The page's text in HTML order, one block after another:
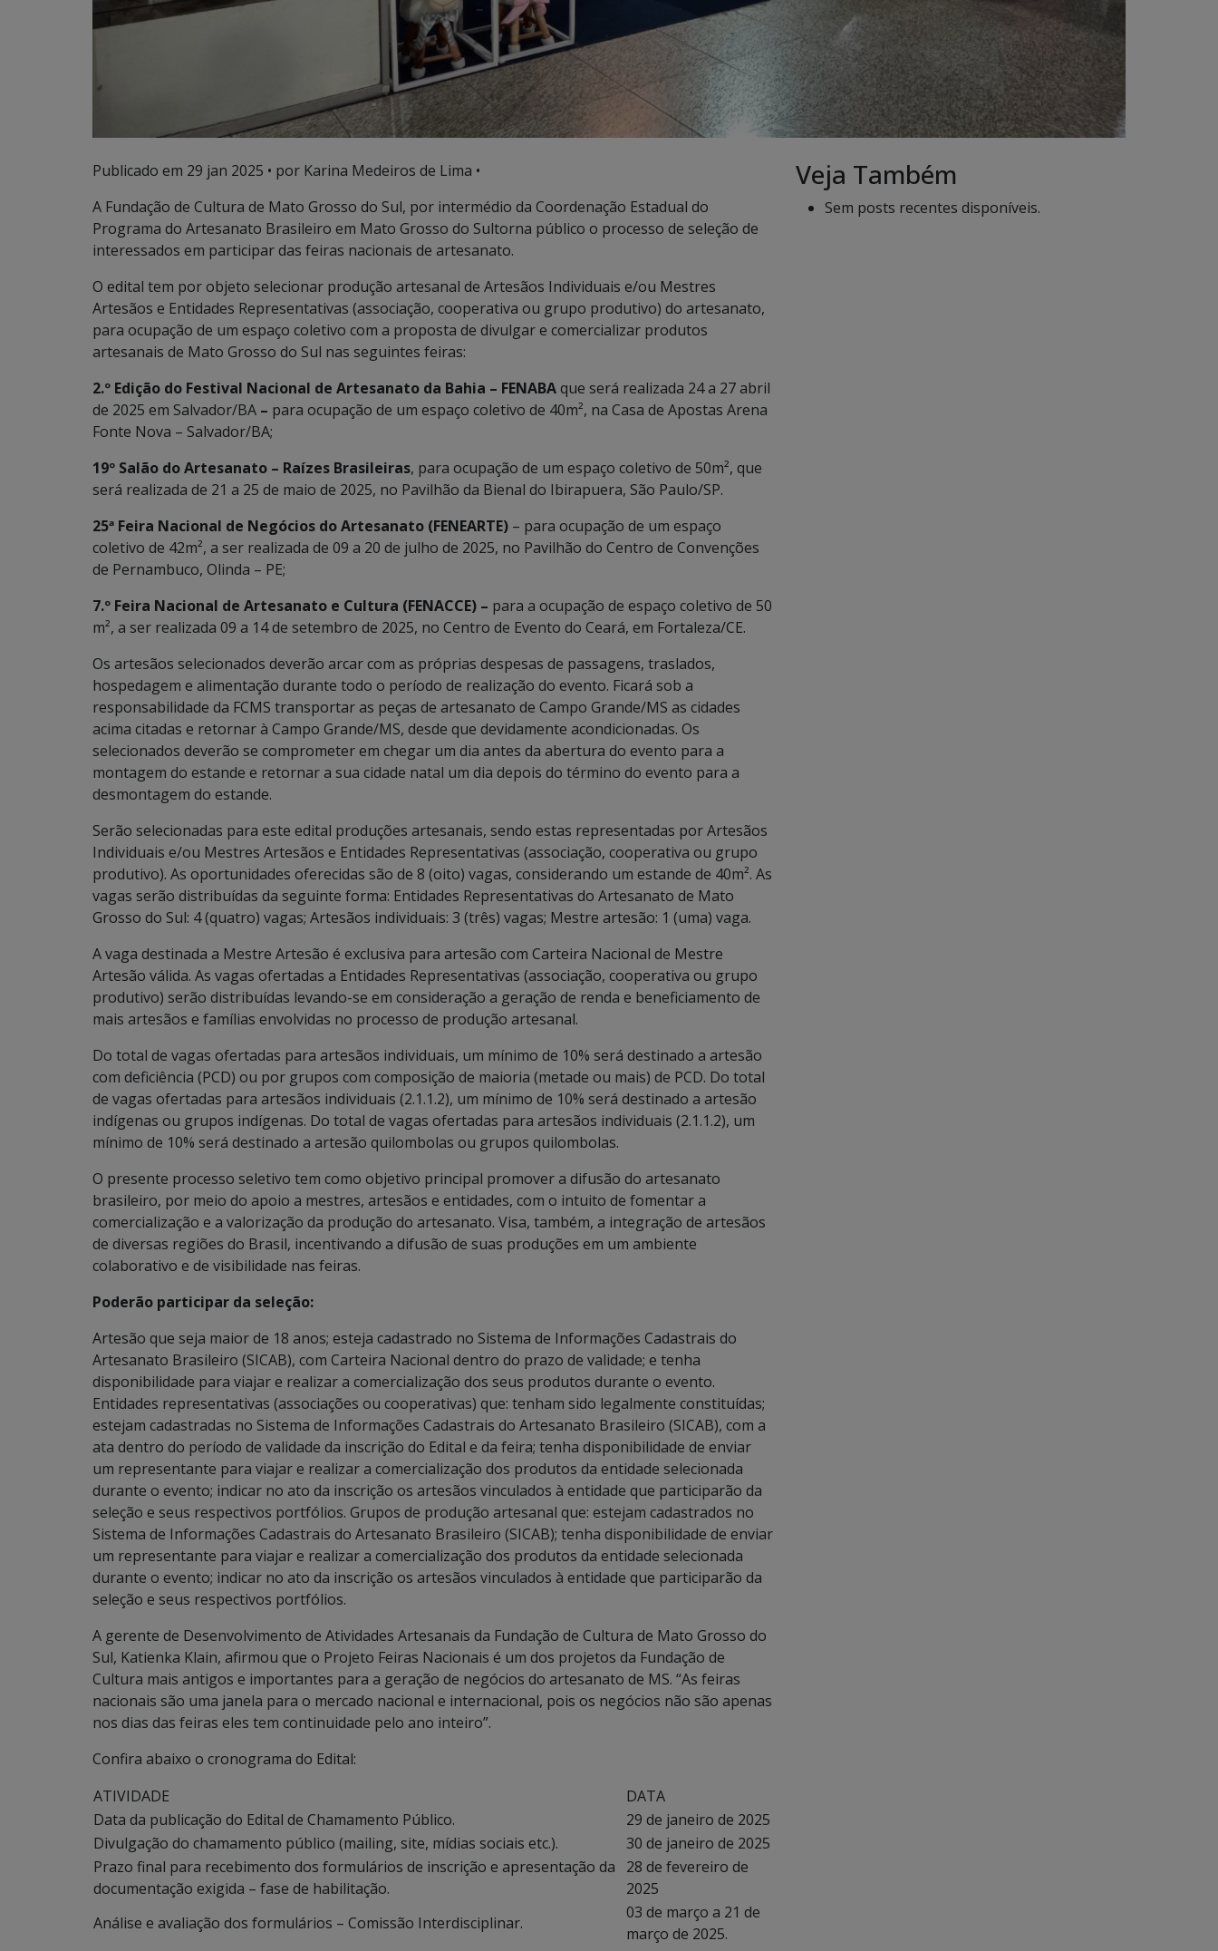
Publicado em 29 jan 2025 • por Karina Medeiros de Lima •
A Fundação de Cultura de Mato Grosso do Sul, por intermédio da Coordenação Estadual do
Programa do Artesanato Brasileiro em Mato Grosso do Sultorna público o processo de seleção de
interessados em participar das feiras nacionais de artesanato.
O edital tem por objeto selecionar produção artesanal de Artesãos Individuais e/ou Mestres
Artesãos e Entidades Representativas (associação, cooperativa ou grupo produtivo) do artesanato,
para ocupação de um espaço coletivo com a proposta de divulgar e comercializar produtos
artesanais de Mato Grosso do Sul nas seguintes feiras:
2.º Edição do Festival Nacional de Artesanato da Bahia – FENABAque será realizada 24 a 27 abril
de 2025 em Salvador/BA – para ocupação de um espaço coletivo de 40m², na Casa de Apostas Arena
Fonte Nova – Salvador/BA;
19º Salão do Artesanato – Raízes Brasileiras, para ocupação de um espaço coletivo de 50m², que
será realizada de 21 a 25 de maio de 2025, no Pavilhão da Bienal do Ibirapuera, São Paulo/SP.
25ª Feira Nacional de Negócios do Artesanato (FENEARTE) – para ocupação de um espaço
coletivo de 42m², a ser realizada de 09 a 20 de julho de 2025, no Pavilhão do Centro de Convenções
de Pernambuco, Olinda – PE;
7.º Feira Nacional de Artesanato e Cultura (FENACCE) – para a ocupação de espaço coletivo de 50
m², a ser realizada 09 a 14 de setembro de 2025, no Centro de Evento do Ceará, em Fortaleza/CE.
Os artesãos selecionados deverão arcar com as próprias despesas de passagens, traslados,
hospedagem e alimentação durante todo o período de realização do evento. Ficará sob a
responsabilidade da FCMS transportar as peças de artesanato de Campo Grande/MS as cidades
acima citadas e retornar à Campo Grande/MS, desde que devidamente acondicionadas. Os
selecionados deverão se comprometer em chegar um dia antes da abertura do evento para a
montagem do estande e retornar a sua cidade natal um dia depois do término do evento para a
desmontagem do estande.
Serão selecionadas para este edital produções artesanais, sendo estas representadas por Artesãos
Individuais e/ou Mestres Artesãos e Entidades Representativas (associação, cooperativa ou grupo
produtivo). As oportunidades oferecidas são de 8 (oito) vagas, considerando um estande de 40m². As
vagas serão distribuídas da seguinte forma: Entidades Representativas do Artesanato de Mato
Grosso do Sul: 4 (quatro) vagas; Artesãos individuais: 3 (três) vagas; Mestre artesão: 1 (uma) vaga.
A vaga destinada a Mestre Artesão é exclusiva para artesão com Carteira Nacional de Mestre
Artesão válida. As vagas ofertadas a Entidades Representativas (associação, cooperativa ou grupo
produtivo) serão distribuídas levando-se em consideração a geração de renda e beneficiamento de
mais artesãos e famílias envolvidas no processo de produção artesanal.
Do total de vagas ofertadas para artesãos individuais, um mínimo de 10% será destinado a artesão
com deficiência (PCD) ou por grupos com composição de maioria (metade ou mais) de PCD. Do total
de vagas ofertadas para artesãos individuais (2.1.1.2), um mínimo de 10% será destinado a artesão
indígenas ou grupos indígenas. Do total de vagas ofertadas para artesãos individuais (2.1.1.2), um
mínimo de 10% será destinado a artesão quilombolas ou grupos quilombolas.
O presente processo seletivo tem como objetivo principal promover a difusão do artesanato
brasileiro, por meio do apoio a mestres, artesãos e entidades, com o intuito de fomentar a
comercialização e a valorização da produção do artesanato. Visa, também, a integração de artesãos
de diversas regiões do Brasil, incentivando a difusão de suas produções em um ambiente
colaborativo e de visibilidade nas feiras.
Poderão participar da seleção:
Artesão que seja maior de 18 anos; esteja cadastrado no Sistema de Informações Cadastrais do
Artesanato Brasileiro (SICAB), com Carteira Nacional dentro do prazo de validade; e tenha
disponibilidade para viajar e realizar a comercialização dos seus produtos durante o evento.
Entidades representativas (associações ou cooperativas) que: tenham sido legalmente constituídas;
estejam cadastradas no Sistema de Informações Cadastrais do Artesanato Brasileiro (SICAB), com a
ata dentro do período de validade da inscrição do Edital e da feira; tenha disponibilidade de enviar
um representante para viajar e realizar a comercialização dos produtos da entidade selecionada
durante o evento; indicar no ato da inscrição os artesãos vinculados à entidade que participarão da
seleção e seus respectivos portfólios. Grupos de produção artesanal que: estejam cadastrados no
Sistema de Informações Cadastrais do Artesanato Brasileiro (SICAB); tenha disponibilidade de enviar
um representante para viajar e realizar a comercialização dos produtos da entidade selecionada
durante o evento; indicar no ato da inscrição os artesãos vinculados à entidade que participarão da
seleção e seus respectivos portfólios.
A gerente de Desenvolvimento de Atividades Artesanais da Fundação de Cultura de Mato Grosso do
Sul, Katienka Klain, afirmou que o Projeto Feiras Nacionais é um dos projetos da Fundação de
Cultura mais antigos e importantes para a geração de negócios do artesanato de MS. “As feiras
nacionais são uma janela para o mercado nacional e internacional, pois os negócios não são apenas
nos dias das feiras eles tem continuidade pelo ano inteiro”.
Confira abaixo o cronograma do Edital:
ATIVIDADE
DATA
Data da publicação do Edital de Chamamento Público.
29 de janeiro de 2025
Divulgação do chamamento público (mailing, site, mídias sociais etc.).
30 de janeiro de 2025
Prazo final para recebimento dos formulários de inscrição e apresentação da
documentação exigida – fase de habilitação.
28 de fevereiro de
2025
Análise e avaliação dos formulários – Comissão Interdisciplinar.
03 de março a 21 de
março de 2025.
Veja Também
Sem posts recentes disponíveis.